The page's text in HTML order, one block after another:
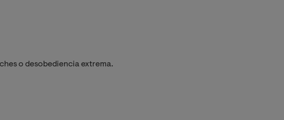
o desobediencia extrema.